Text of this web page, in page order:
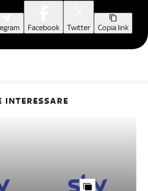
Facebook Twitter Copia link
INTERESSARE